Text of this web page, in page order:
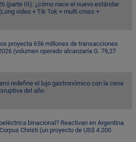
(parte III): ¿cómo nace el nuevo estándar
video + Tik Tok + multi cross +
proyecta 656 millones de transacciones
(volumen operado alcanzaría G. 79,27
redefine el lujo gastronómico con la cena
del año
binacional? Reactivan en Argentina
Christi (un proyecto de US$ 4.200